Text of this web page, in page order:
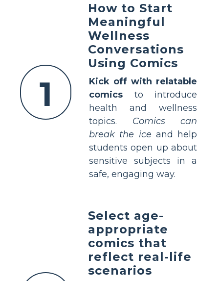
1
How to Start
Meaningful
Wellness
Conversations
Using Comics
Kick off with relatable
comics to introduce
health and wellness
topics. Comics can
break the ice and help
students open up about
sensitive subjects in a
safe, engaging way.
Select age-
appropriate
comics that
reflect real-life
scenarios